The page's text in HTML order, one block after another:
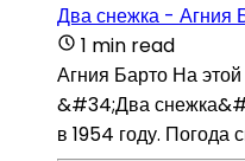
Два снежка - Агния
1 min read
Агния Барто На этой
&#34;Два
в 1954 году. Погода